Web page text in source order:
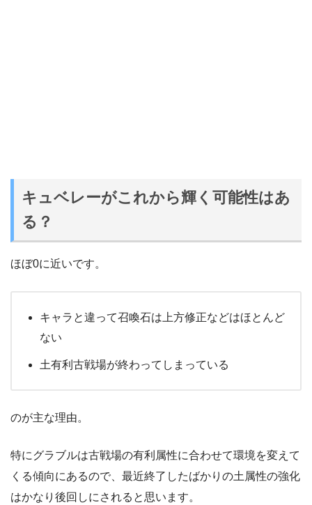
キュベレーがこれから輝く可能性はあ
る？
ほぼ0に近いです。
キャラと違って召喚石は上方修正などはほとんど
ない
土有利古戦場が終わってしまっている
のが主な理由。
特にグラブルは古戦場の有利属性に合わせて環境を変えて
くる傾向にあるので、最近終了したばかりの土属性の強化
はかなり後回しにされると思います。